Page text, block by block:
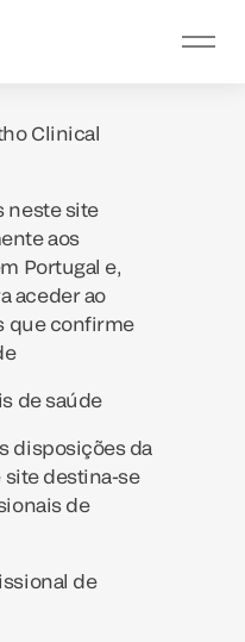
Clinical
neste site
aos
Portugal e,
aceder ao
que confirme
de saúde
disposições da
site destina-se
de
de